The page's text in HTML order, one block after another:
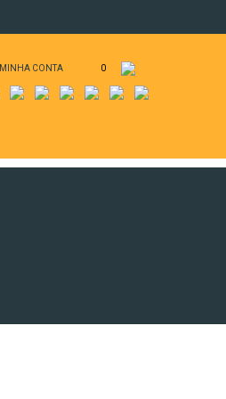
MINHA CONTA 0